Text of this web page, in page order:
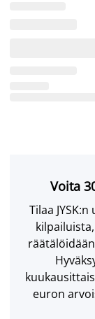
Voita
Tilaa
euron